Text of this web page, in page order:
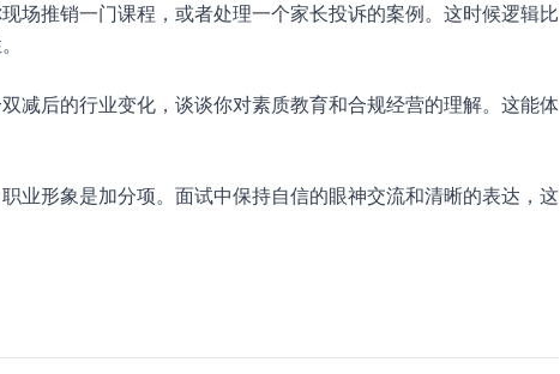
场推销一门课程，或者处理一个家长投诉的案例。这时候逻辑比
减后的行业变化，谈谈你对素质教育和合规经营的理解。这能体
业形象是加分项。面试中保持自信的眼神交流和清晰的表达，这